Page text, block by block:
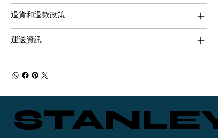
退貨和退款政策
運送資訊